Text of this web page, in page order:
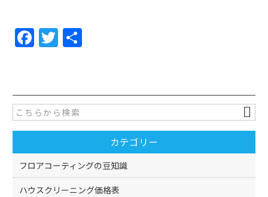
F
a
e
b
o
o
k
T
w
er
カテゴリー
フロアコーティングの豆知識
ハウスクリーニング価格表